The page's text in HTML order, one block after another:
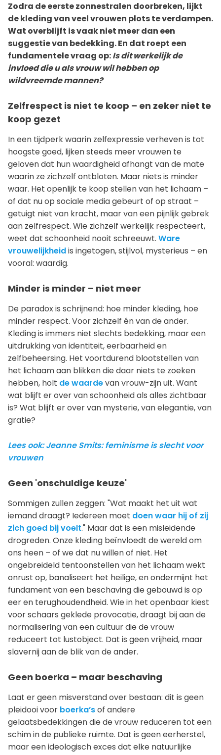
Zodra de eerste zonnestralen doorbreken, lijkt
de kleding van veel vrouwen plots te verdampen.
Wat overblijft is vaak niet meer dan een
suggestie van bedekking. En dat roept een
fundamentele vraag op:Is dit werkelijk de
invloed die u als vrouw wil hebben op
wildvreemde mannen?
Zelfrespect is niet te koop – en zeker niet te
koop gezet
In een tijdperk waarin zelfexpressie verheven is tot
hoogste goed, lijken steeds meer vrouwen te
geloven dat hun waardigheid afhangt van de mate
waarin ze zichzelf ontbloten. Maar niets is minder
waar. Het openlijk te koop stellen van het lichaam –
of dat nu op sociale media gebeurt of op straat –
getuigt niet van kracht, maar van een pijnlijk gebrek
aan zelfrespect. Wie zichzelf werkelijk respecteert,
weet dat schoonheid nooit schreeuwt. Ware
vrouwelijkheidis ingetogen, stijlvol, mysterieus – en
vooral: waardig.
Minder is minder – niet meer
De paradox is schrijnend: hoe minder kleding, hoe
minder respect. Voor zichzelf én van de ander.
Kleding is immers niet slechts bedekking, maar een
uitdrukking van identiteit, eerbaarheid en
zelfbeheersing. Het voortdurend blootstellen van
het lichaam aan blikken die daar niets te zoeken
hebben, holt de waardevan vrouw-zijn uit. Want
wat blijft er over van schoonheid als alles zichtbaar
is? Wat blijft er over van mysterie, van elegantie, van
gratie?
Lees ook: Jeanne Smits: feminisme is slecht voor
vrouwen
Geen 'onschuldige keuze'
Sommigen zullen zeggen: "Wat maakt het uit wat
iemand draagt? Iedereen moet doen waar hij of zij
zich goed bij voelt." Maar dat is een misleidende
drogreden. Onze kleding beïnvloedt de wereld om
ons heen – of we dat nu willen of niet. Het
ongebreideld tentoonstellen van het lichaam wekt
onrust op, banaliseert het heilige, en ondermijnt het
fundament van een beschaving die gebouwd is op
eer en terughoudendheid. Wie in het openbaar kiest
voor schaars geklede provocatie, draagt bij aan de
normalisering van een cultuur die de vrouw
reduceert tot lustobject. Dat is geen vrijheid, maar
slavernij aan de blik van de ander.
Geen boerka – maar beschaving
Laat er geen misverstand over bestaan: dit is geen
pleidooi voor boerka’sof andere
gelaatsbedekkingen die de vrouw reduceren tot een
schim in de publieke ruimte. Dat is geen eerherstel,
maar een ideologisch exces dat elke natuurlijke